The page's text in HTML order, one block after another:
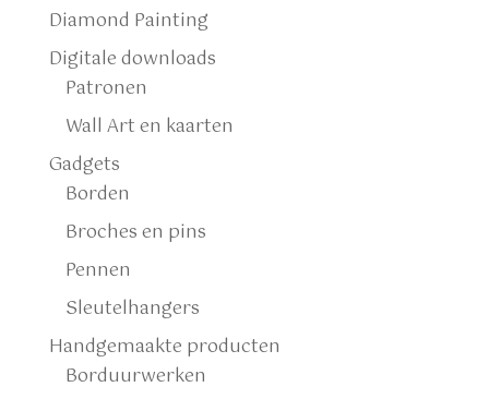
Diamond Painting
Digitale downloads
Patronen
Wall Art en kaarten
Gadgets
Borden
Broches en pins
Pennen
Sleutelhangers
Handgemaakte producten
Borduurwerken